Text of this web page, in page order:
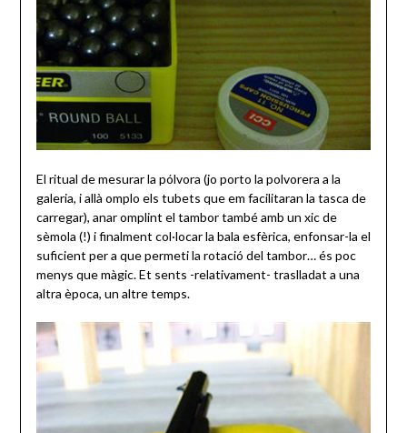
El ritual de mesurar la pólvora (jo porto la polvorera a la
galeria, i allà omplo els tubets que em facilitaran la tasca de
carregar), anar omplint el tambor també amb un xic de
sèmola (!) i finalment col·locar la bala esfèrica, enfonsar-la el
suficient per a que permeti la rotació del tambor… és poc
menys que màgic. Et sents -relativament- traslladat a una
altra època, un altre temps.